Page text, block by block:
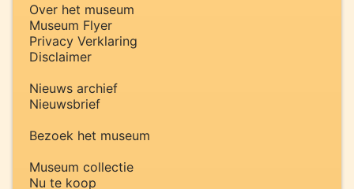
Over het museum
Museum Flyer
Privacy Verklaring
Disclaimer
Nieuws archief
Nieuwsbrief
Bezoek het museum
Museum collectie
Nu te koop